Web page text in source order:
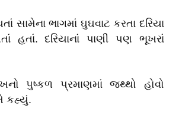
સામેના ભાગમાં ઘુઘવાટ કરતા દરિયા
હતાં. દરિયાનાં પાણી પણ ભૂખરાં
પુષ્કળ પ્રમાણમાં જથ્થો હોવો
કહ્યું.